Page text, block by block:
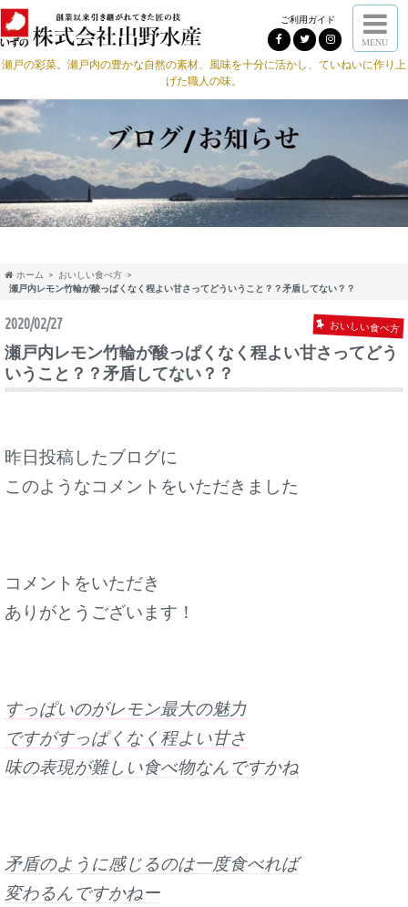
ご利用ガイド
MENU
瀬戸の彩菜。瀬戸内の豊かな自然の素材、風味を十分に活かし、ていねいに作り上
げた職人の味。
ホーム
おいしい食べ方
瀬戸内レモン竹輪が酸っぱくなく程よい甘さってどういうこと？？矛盾してない？？
2020/02/27 おいしい食べ方
瀬戸内レモン竹輪が酸っぱくなく程よい甘さってどう
いうこと？？矛盾してない？？
昨日投稿したブログに
このようなコメントをいただきました
コメントをいただき
ありがとうございます！
すっぱいのがレモン最大の魅力
ですがすっぱくなく程よい甘さ
味の表現が難しい食べ物なんですかね
矛盾のように感じるのは一度食べれば
変わるんですかねー